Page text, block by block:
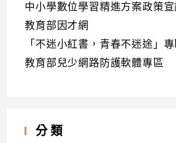
中小學數位學習精進方案政策宣
教育部因才網
「不迷小紅書，青春不迷途」專
教育部兒少網路防護軟體專區
分類